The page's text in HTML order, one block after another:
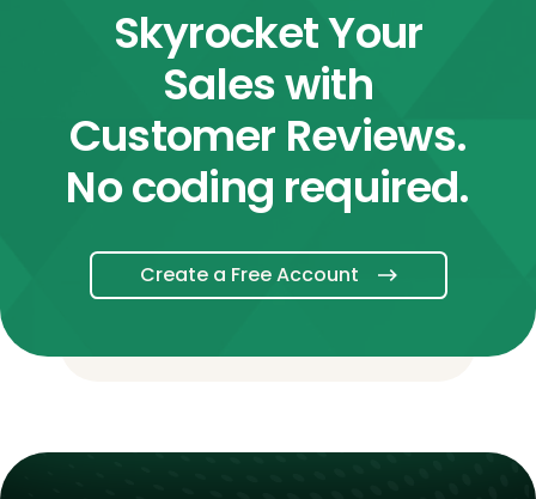
Skyrocket Your
Sales with
Customer Reviews.
No coding required.
Create a Free Account